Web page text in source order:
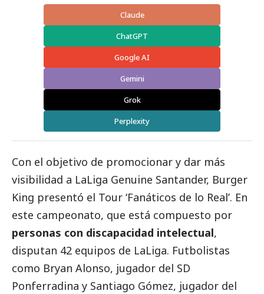
Claude
ChatGPT
Google AI
Gemini
Grok
Perplexity
Con el objetivo de promocionar y dar más
visibilidad a LaLiga Genuine Santander, Burger
King presentó el Tour ‘Fanáticos de lo Real’. En
este campeonato, que está compuesto por
personas con discapacidad intelectual,
disputan 42 equipos de LaLiga. Futbolistas
como Bryan Alonso, jugador del SD
Ponferradina y Santiago Gómez, jugador del